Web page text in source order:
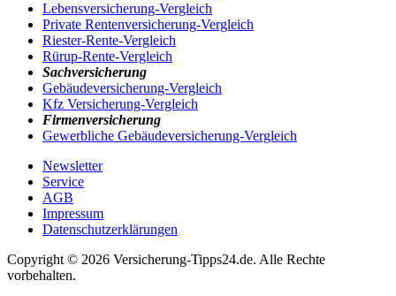
Lebensversicherung-Vergleich
Private Rentenversicherung-Vergleich
Riester-Rente-Vergleich
Rürup-Rente-Vergleich
Sachversicherung
Gebäudeversicherung-Vergleich
Kfz Versicherung-Vergleich
Firmenversicherung
Gewerbliche Gebäudeversicherung-Vergleich
Newsletter
Service
AGB
Impressum
Datenschutzerklärungen
Copyright © 2026 Versicherung-Tipps24.de. Alle Rechte
vorbehalten.